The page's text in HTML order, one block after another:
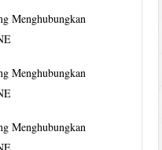
Menghubungkan
Menghubungkan
Menghubungkan